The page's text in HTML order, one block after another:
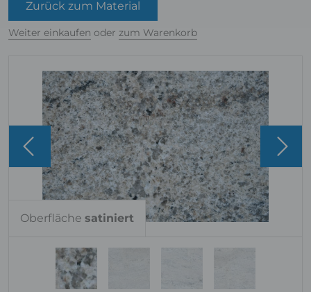
Zurück zum Material
Weiter einkaufen oder zum Warenkorb
Oberfläche satiniert